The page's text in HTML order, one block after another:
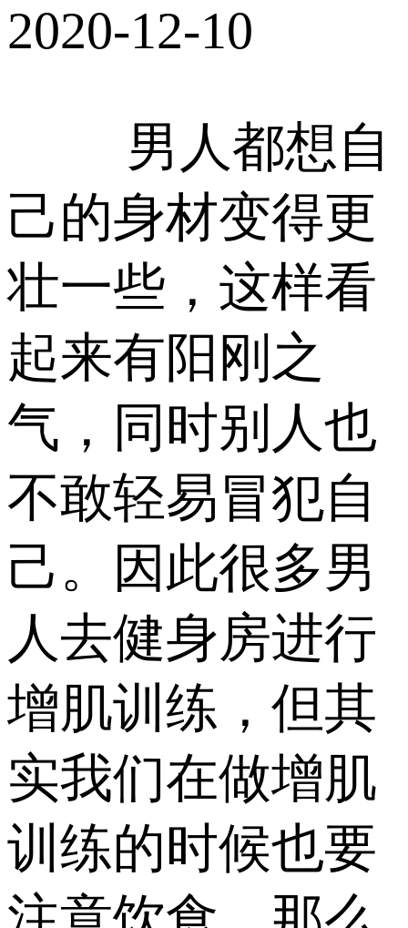
2020-12-10
男人都想自
己的身材变得更
壮一些，这样看
起来有阳刚之
气，同时别人也
不敢轻易冒犯自
己。因此很多男
人去健身房进行
增肌训练，但其
实我们在做增肌
训练的时候也要